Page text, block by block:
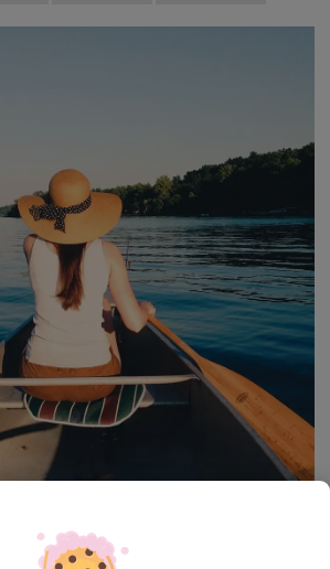
de ultimele zile cu soare fără dinți! Sunt
și suflet!